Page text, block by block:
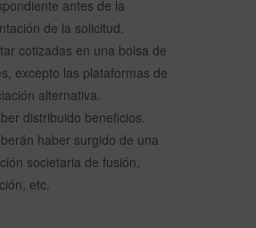
antes de la
de la solicitud.
cotizadas en una bolsa de
excepto las plataformas de
alternativa.
distribuido beneficios.
haber surgido de una
societaria de fusión,
etc.